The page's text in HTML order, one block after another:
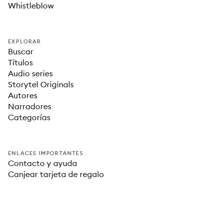
Whistleblow
EXPLORAR
Buscar
Títulos
Audio series
Storytel Originals
Autores
Narradores
Categorías
ENLACES IMPORTANTES
Contacto y ayuda
Canjear tarjeta de regalo